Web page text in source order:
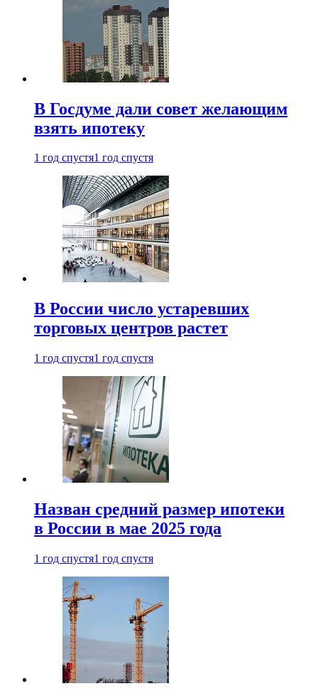
В Госдуме дали совет желающим
взять ипотеку
1 год спустя1 год спустя
В России число устаревших
торговых центров растет
1 год спустя1 год спустя
Назван средний размер ипотеки
в России в мае 2025 года
1 год спустя1 год спустя